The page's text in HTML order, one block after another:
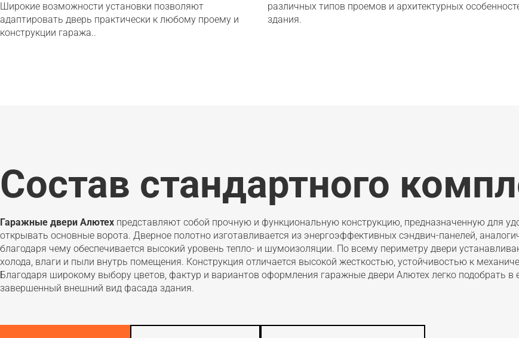
Широкие возможности установки позволяют
адаптировать дверь практически к любому проему и
конструкции гаража..
различных типов проемов и архитектурных
здания.
Состав стандартного
Гаражные двери Алютех представляют собой прочную и функциональную конструкцию, предназначенную для
открывать основные ворота. Дверное полотно изготавливается из энергоэффективных сэндвич-панелей,
благодаря чему обеспечивается высокий уровень тепло- и шумоизоляции. По всему периметру двери
холода, влаги и пыли внутрь помещения. Конструкция отличается высокой жесткостью, устойчивостью к
Благодаря широкому выбору цветов, фактур и вариантов оформления гаражные двери Алютех легко подобрать
завершенный внешний вид фасада здания.